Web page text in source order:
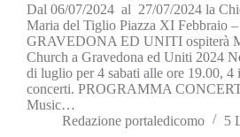
Dal 06/07/2024 al 27/07/2024 la
Maria del Tiglio Piazza XI Febbraio –
GRAVEDONA ED UNITI ospiterà
Church a Gravedona ed Uniti 2024
di luglio per 4 sabati alle ore 19.00, 4
concerti. PROGRAMMA
Music…
Redazione portaledicomo
5